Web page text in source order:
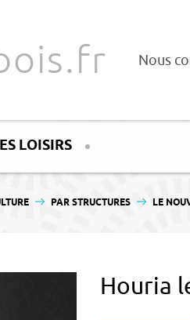
Nous
LOISIRS
PAR STRUCTURES LE
Houria